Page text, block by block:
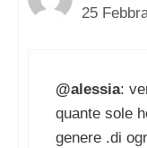
25
@alessia:
quante sole
genere .di